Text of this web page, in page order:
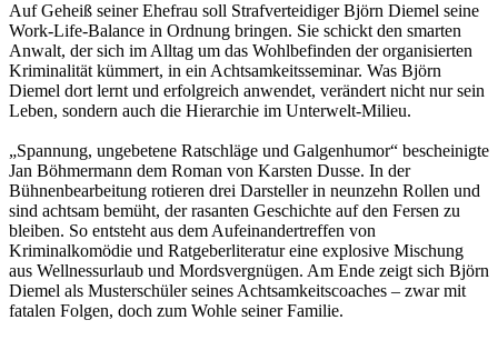
Auf Geheiß seiner Ehefrau soll Strafverteidiger Björn Diemel seine
Work-Life-Balance in Ordnung bringen. Sie schickt den smarten
Anwalt, der sich im Alltag um das Wohlbefinden der organisierten
Kriminalität kümmert, in ein Achtsamkeitsseminar. Was Björn
Diemel dort lernt und erfolgreich anwendet, verändert nicht nur sein
Leben, sondern auch die Hierarchie im Unterwelt-Milieu.
„Spannung, ungebetene Ratschläge und Galgenhumor“ bescheinigte
Jan Böhmermann dem Roman von Karsten Dusse. In der
Bühnenbearbeitung rotieren drei Darsteller in neunzehn Rollen und
sind achtsam bemüht, der rasanten Geschichte auf den Fersen zu
bleiben. So entsteht aus dem Aufeinandertreffen von
Kriminalkomödie und Ratgeberliteratur eine explosive Mischung
aus Wellnessurlaub und Mordsvergnügen. Am Ende zeigt sich Björn
Diemel als Musterschüler seines Achtsamkeitscoaches – zwar mit
fatalen Folgen, doch zum Wohle seiner Familie.